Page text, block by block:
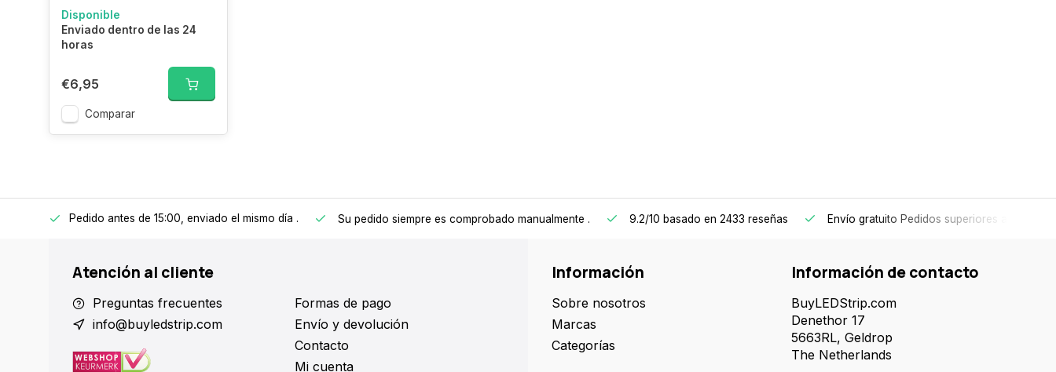
Disponible
Enviado dentro de las 24
horas
€6,95
Comparar
Pedido antes de 15:00, enviado el mismo día . Su pedido siempre es comprobado manualmente . 9.2/10 basado en 2433 reseñas Envío gratuito Pedidos superiores a 150€
Atención al cliente
Preguntas frecuentes
info@buyledstrip.com
Formas de pago
Envío y devolución
Contacto
Mi cuenta
Información
Sobre nosotros
Marcas
Categorías
Información de contacto
BuyLEDStrip.com
Denethor 17
5663RL, Geldrop
The Netherlands